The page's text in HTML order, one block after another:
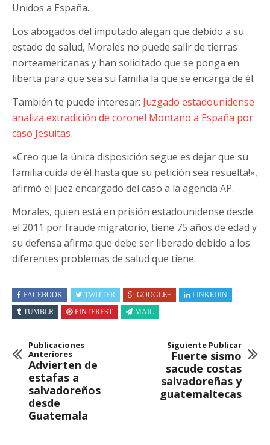
Unidos a España.
Los abogados del imputado alegan que debido a su
estado de salud, Morales no puede salir de tierras
norteamericanas y han solicitado que se ponga en
liberta para que sea su familia la que se encarga de él.
También te puede interesar: Juzgado estadounidense
analiza extradición de coronel Montano a España por
caso Jesuitas
«Creo que la única disposición segue es dejar que su
familia cuida de él hasta que su petición sea resuelta!»,
afirmó el juez encargado del caso a la agencia AP.
Morales, quien está en prisión estadounidense desde
el 2011 por fraude migratorio, tiene 75 años de edad y
su defensa afirma que debe ser liberado debido a los
diferentes problemas de salud que tiene.
FACEBOOK TWITTER GOOGLE+
LINKEDIN
TUMBLR
PINTEREST MAIL
Publicaciones
Anteriores
Advierten de
estafas a
salvadoreños
desde
Guatemala
Siguiente Publicar
Fuerte sismo
sacude costas
salvadoreñas y
guatemaltecas